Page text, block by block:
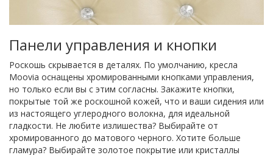
Панели управления и кнопки
Роскошь скрывается в деталях. По умолчанию, кресла
Moovia оснащены хромированными кнопками управления,
но только если вы с этим согласны. Закажите кнопки,
покрытые той же роскошной кожей, что и ваши сидения или
из настоящего углеродного волокна, для идеальной
гладкости. Не любите излишества? Выбирайте от
хромированного до матового черного. Хотите больше
гламура? Выбирайте золотое покрытие или кристаллы